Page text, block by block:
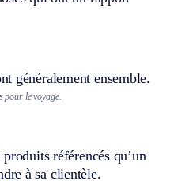
généralement ensemble.
pour le voyage.
référencés qu’un
à sa clientèle.